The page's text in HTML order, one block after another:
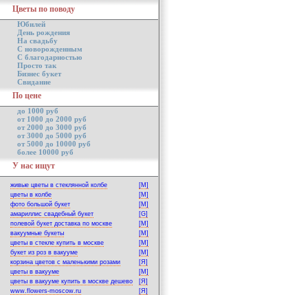
Цветы по поводу
Юбилей
День рождения
На свадьбу
С новорожденным
С благодарностью
Просто так
Бизнес букет
Свидание
По цене
до 1000 руб
от 1000 до 2000 руб
от 2000 до 3000 руб
от 3000 до 5000 руб
от 5000 до 10000 руб
более 10000 руб
У нас ищут
живые цветы в стеклянной колбе
[M]
цветы в колбе
[M]
фото большой букет
[M]
амариллис свадебный букет
[G]
полевой букет доставка по москве
[M]
вакуумные букеты
[M]
цветы в стекле купить в москве
[M]
букет из роз в вакууме
[M]
корзина цветов с маленькими розами
[Я]
цветы в вакууме
[M]
цветы в вакууме купить в москве дешево
[Я]
www.flowers-moscow.ru
[Я]